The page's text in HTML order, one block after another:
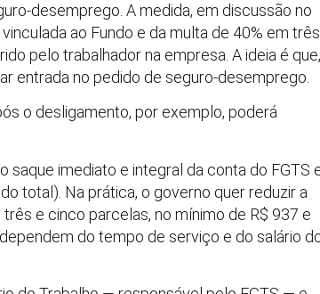
desemprego. A medida, em discussão no
ao Fundo e da multa de 40% em três
pelo trabalhador na empresa. A ideia é que,
entrada no pedido de seguro-desemprego.
o desligamento, por exemplo, poderá
imediato e integral da conta do FGTS
total). Na prática, o governo quer reduzir a
e cinco parcelas, no mínimo de R$ 937 e
do tempo de serviço e do salário